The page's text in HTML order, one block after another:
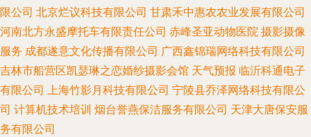
限公司 北京烂议科技有限公司 甘肃禾中惠农农业发展有限公司
河南北方永盛摩托车有限责任公司 赤峰圣亚动物医院 摄影摄像
服务 成都遂意文化传播有限公司 广西鑫锦瑞网络科技有限公司
吉林市船营区凯瑟琳之恋婚纱摄影会馆 天气预报 临沂科通电子
有限公司 上海竹影月科技有限公司 宁陵县乔泽网络科技有限公
司 计算机技术培训 烟台誉燕保洁服务有限公司 天津大唐保安服
务有限公司